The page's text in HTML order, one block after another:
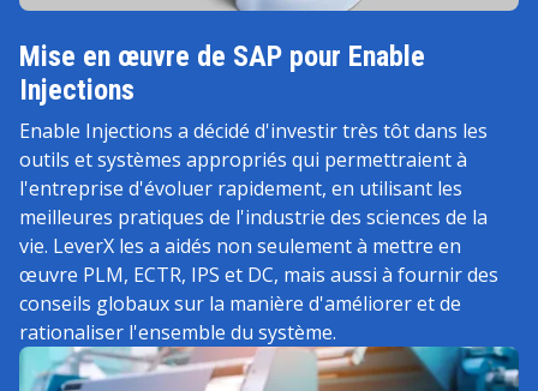
Mise en œuvre de SAP pour Enable
Injections
Enable Injections a décidé d'investir très tôt dans les
outils et systèmes appropriés qui permettraient à
l'entreprise d'évoluer rapidement, en utilisant les
meilleures pratiques de l'industrie des sciences de la
vie. LeverX les a aidés non seulement à mettre en
œuvre PLM, ECTR, IPS et DC, mais aussi à fournir des
conseils globaux sur la manière d'améliorer et de
rationaliser l'ensemble du système.